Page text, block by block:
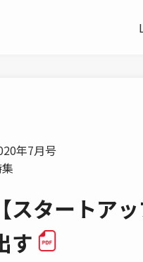
年7月号
【スタートア
す